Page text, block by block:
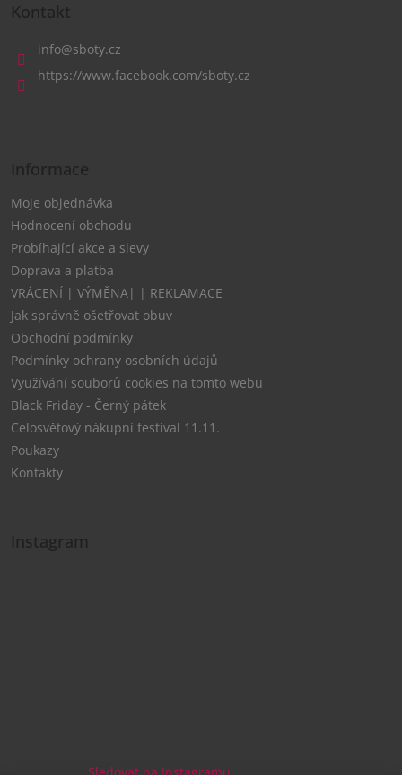
Kontakt
info@sboty.cz
https://www.facebook.com/sboty.cz
Informace
Moje objednávka
Hodnocení obchodu
Probíhající akce a slevy
Doprava a platba
VRÁCENÍ | VÝMĚNA| | REKLAMACE
Jak správně ošetřovat obuv
Obchodní podmínky
Podmínky ochrany osobních údajů
Využívání souborů cookies na tomto webu
Black Friday - Černý pátek
Celosvětový nákupní festival 11.11.
Poukazy
Kontakty
Instagram